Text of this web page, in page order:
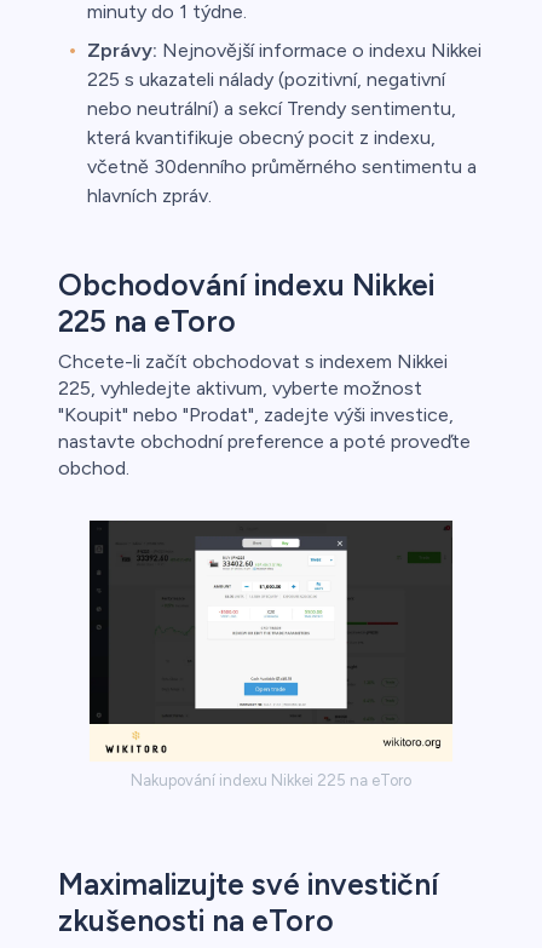
minuty do 1 týdne.
Zprávy: Nejnovější informace o indexu Nikkei
225 s ukazateli nálady (pozitivní, negativní
nebo neutrální) a sekcí Trendy sentimentu,
která kvantifikuje obecný pocit z indexu,
včetně 30denního průměrného sentimentu a
hlavních zpráv.
Obchodování indexu Nikkei
225 na eToro
Chcete-li začít obchodovat s indexem Nikkei
225, vyhledejte aktivum, vyberte možnost
"Koupit" nebo "Prodat", zadejte výši investice,
nastavte obchodní preference a poté proveďte
obchod.
Nakupování indexu Nikkei 225 na eToro
Maximalizujte své investiční
zkušenosti na eToro